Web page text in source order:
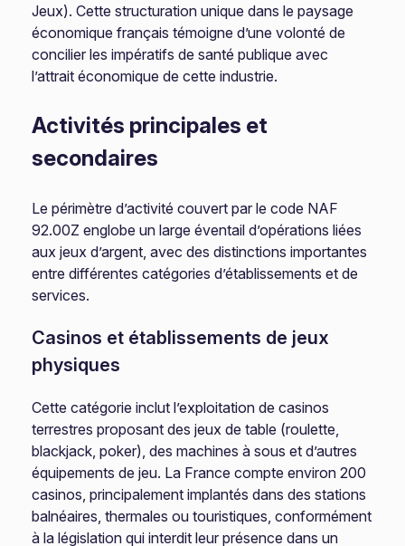
Jeux). Cette structuration unique dans le paysage
économique français témoigne d’une volonté de
concilier les impératifs de santé publique avec
l’attrait économique de cette industrie.
Activités principales et
secondaires
Le périmètre d’activité couvert par le code NAF
92.00Z englobe un large éventail d’opérations liées
aux jeux d’argent, avec des distinctions importantes
entre différentes catégories d’établissements et de
services.
Casinos et établissements de jeux
physiques
Cette catégorie inclut l’exploitation de casinos
terrestres proposant des jeux de table (roulette,
blackjack, poker), des machines à sous et d’autres
équipements de jeu. La France compte environ 200
casinos, principalement implantés dans des stations
balnéaires, thermales ou touristiques, conformément
à la législation qui interdit leur présence dans un